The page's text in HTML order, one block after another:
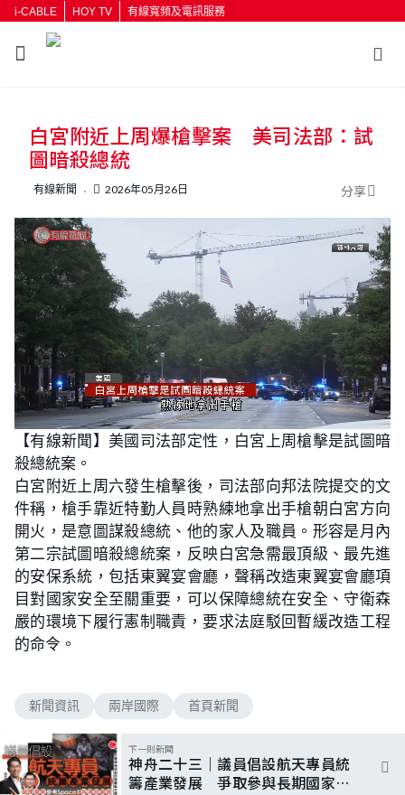
i-CABLE HOY TV 有線寬頻及電訊服務
白宮附近上周爆槍擊案 美司法部：試
圖暗殺總統
有線新聞 2026年05月26日 分享
U
n
m
t
L
o
a
d
:
5
6
.
2
5
%
【有線新聞】美國司法部定性，白宮上周槍擊是試圖暗
殺總統案。
白宮附近上周六發生槍擊後，司法部向邦法院提交的文
件稱，槍手靠近特勤人員時熟練地拿出手槍朝白宮方向
開火，是意圖謀殺總統、他的家人及職員。形容是月內
第二宗試圖暗殺總統案，反映白宮急需最頂級、最先進
的安保系統，包括東翼宴會廳，聲稱改造東翼宴會廳項
目對國家安全至關重要，可以保障總統在安全、守衛森
嚴的環境下履行憲制職責，要求法庭駁回暫緩改造工程
的命令。
新聞資訊 兩岸國際 首頁新聞
下一則新聞
神舟二十三｜議員倡設航天專員統
籌產業發展 爭取參與長期國家項